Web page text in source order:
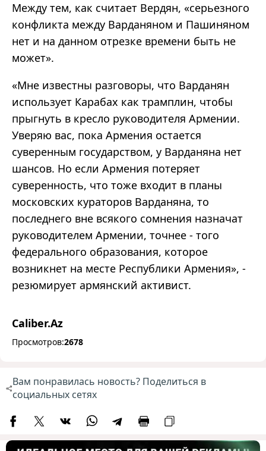
Между тем, как считает Вердян, «серьезного
конфликта между Варданяном и Пашиняном
нет и на данном отрезке времени быть не
может».
«Мне известны разговоры, что Варданян
использует Карабах как трамплин, чтобы
прыгнуть в кресло руководителя Армении.
Уверяю вас, пока Армения остается
суверенным государством, у Варданяна нет
шансов. Но если Армения потеряет
суверенность, что тоже входит в планы
московских кураторов Варданяна, то
последнего вне всякого сомнения назначат
руководителем Армении, точнее - того
федерального образования, которое
возникнет на месте Республики Армения», -
резюмирует армянский активист.
Caliber.Az
Просмотров:2678
Вам понравилась новость? Поделиться в
социальных сетях